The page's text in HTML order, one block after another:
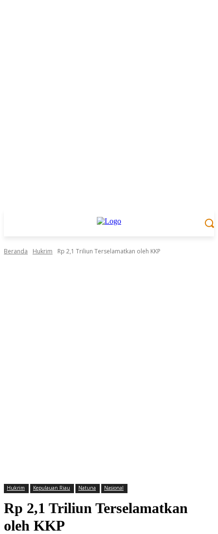
Beranda Hukrim Rp 2,1 Triliun Terselamatkan oleh KKP
Hukrim Kepulauan Riau Natuna Nasional
Rp 2,1 Triliun Terselamatkan
oleh KKP